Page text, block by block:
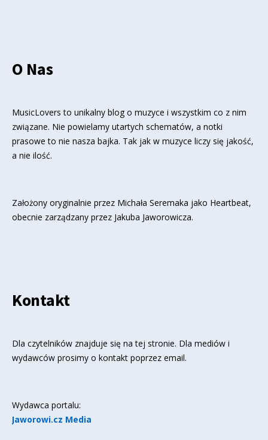
O Nas
MusicLovers to unikalny blog o muzyce i wszystkim co z nim
związane. Nie powielamy utartych schematów, a notki
prasowe to nie nasza bajka. Tak jak w muzyce liczy się jakość,
a nie ilość.
Założony oryginalnie przez Michała Seremaka jako Heartbeat,
obecnie zarządzany przez Jakuba Jaworowicza.
Kontakt
Dla czytelników znajduje się na tej stronie. Dla mediów i
wydawców prosimy o kontakt poprzez email.
Wydawca portalu:
Jaworowi.cz Media